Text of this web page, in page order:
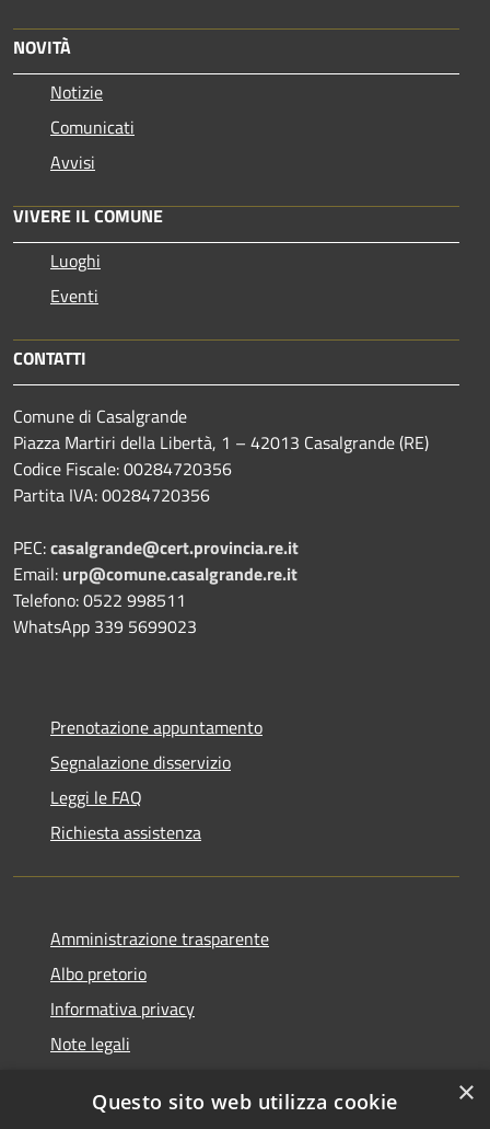
NOVITÀ
Notizie
Comunicati
Avvisi
VIVERE IL COMUNE
Luoghi
Eventi
CONTATTI
Comune di Casalgrande
Piazza Martiri della Libertà, 1 – 42013 Casalgrande (RE)
Codice Fiscale: 00284720356
Partita IVA: 00284720356
PEC:casalgrande@cert.provincia.re.it
Email: urp@comune.casalgrande.re.it
Telefono: 0522 998511
WhatsApp 339 5699023
Prenotazione appuntamento
Segnalazione disservizio
Leggi le FAQ
Richiesta assistenza
Amministrazione trasparente
Albo pretorio
Informativa privacy
Note legali
Piano di miglioramento del sito
×
Questo sito web utilizza cookie